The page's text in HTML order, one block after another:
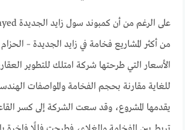
من أكثر المشاريع فخامة في زايد الجديدة –
الأسعار التي طرحتها شركة امتلك للتطوير
للغاية مقارنة بحجم الفخامة والمواصفات
يقدمها المشروع، وقد سعت الشركة إلى كسر